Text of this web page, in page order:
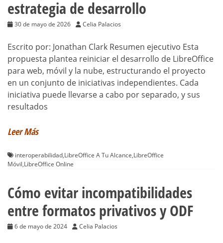
estrategia de desarrollo
30 de mayo de 2026 Celia Palacios
Escrito por: Jonathan Clark Resumen ejecutivo Esta
propuesta plantea reiniciar el desarrollo de LibreOffice
para web, móvil y la nube, estructurando el proyecto
en un conjunto de iniciativas independientes. Cada
iniciativa puede llevarse a cabo por separado, y sus
resultados
Leer Más
interoperabilidad,LibreOffice A Tu Alcance,LibreOffice
Móvil,LibreOffice Online
Cómo evitar incompatibilidades
entre formatos privativos y ODF
6 de mayo de 2024 Celia Palacios